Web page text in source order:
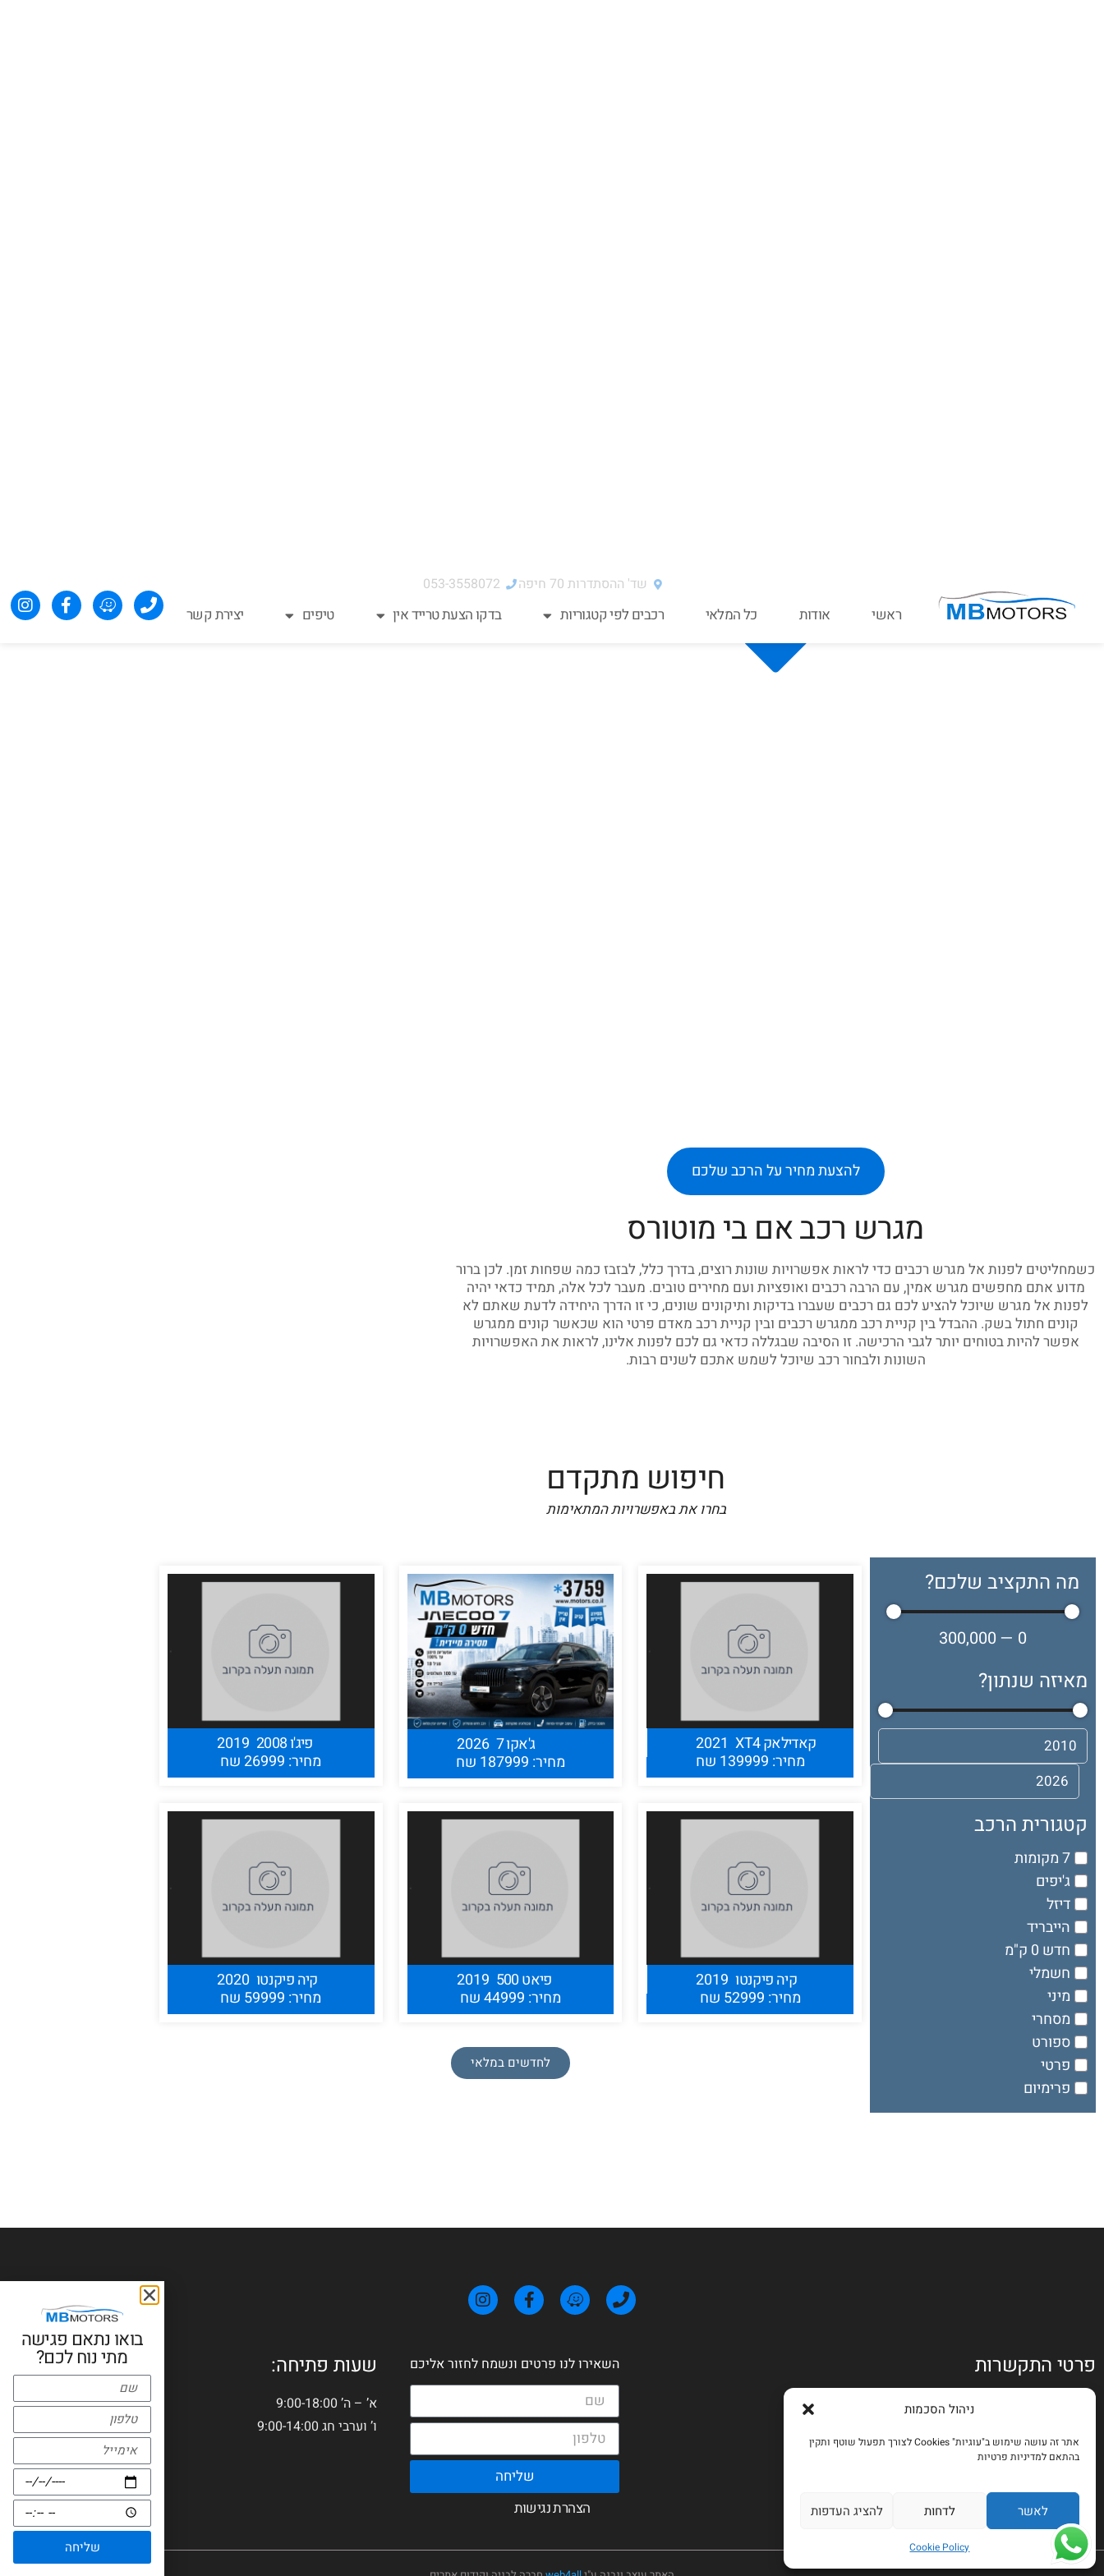
בהתאם למדיניות פרטיות
לאשר
לחיפוש מתקדם - הקליקו כאן
להצעת מחיר על הרכב שלכם
מגרש רכב אם בי מוטורס
כשמחליטים לפנות אל מגרש רכבים כדי לראות אפשרויות שונות רוצים, בדרך כלל, לבזבז כמה שפחות זמן. לכן ברור
מדוע אתם מחפשים מגרש אמין, עם הרבה רכבים ואופציות ועם מחירים טובים. מעבר לכל אלה, תמיד כדאי יהיה
לפנות אל מגרש שיוכל להציע לכם גם רכבים שעברו בדיקות ותיקונים שונים, כי זו הדרך היחידה לדעת שאתם לא
קונים חתול בשק. ההבדל בין קניית רכב ממגרש רכבים ובין קניית רכב מאדם פרטי הוא שכאשר קונים ממגרש
אפשר להיות בטוחים יותר לגבי הרכישה. זו הסיבה שבגללה כדאי גם לכם לפנות אלינו, לראות את האפשרויות
השונות ולבחור רכב שיוכל לשמש אתכם לשנים רבות.
חיפוש מתקדם
בחרו את באפשרויות המתאימות
מה התקציב שלכם?
0
—
300,000
מאיזה שנתון?
קטגורית הרכב
7 מקומות
ג'יפים
דיזל
הייבריד
חדש 0 ק"מ
חשמלי
מיני
מסחרי
ספורט
פרטי
פרימיום
קאדילאק XT4
2021
מחיר: 139999 שח
ג'אקו 7
2026
מחיר: 187999 שח
פיג'ו 2008
2019
מחיר: 26999 שח
קיה פיקנטו 2019
מחיר: 52999 שח
פיאט 500
2019
מחיר: 44999 שח
קיה פיקנטו 2020
מחיר: 59999 שח
לחדשים במלאי
פרטי התקשרות
mbmotorscar@gmail.com
השאירו לנו פרטים ונשמח לחזור אליכם
שליחה
שעות פתיחה:
א’ – ה’ 9:00-18:00
ו’ וערבי חג 9:00-14:00
הצהרת נגישות